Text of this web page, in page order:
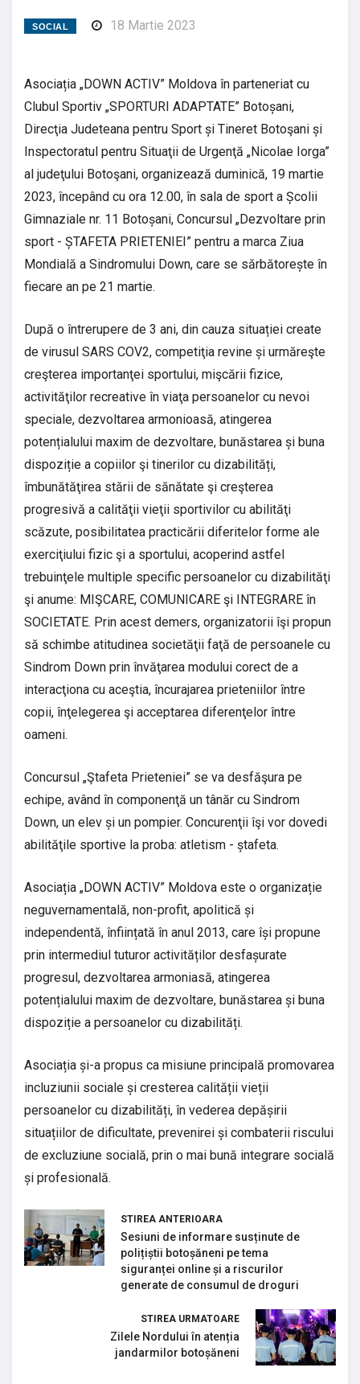
SOCIAL 18 Martie 2023
Asociația „DOWN ACTIV” Moldova în parteneriat cu
Clubul Sportiv „SPORTURI ADAPTATE” Botoșani,
Direcţia Judeteana pentru Sport și Tineret Botoşani și
Inspectoratul pentru Situaţii de Urgenţă „Nicolae Iorga”
al judeţului Botoşani, organizează duminică, 19 martie
2023, începând cu ora 12.00, în sala de sport a Școlii
Gimnaziale nr. 11 Botoșani, Concursul „Dezvoltare prin
sport - ȘTAFETA PRIETENIEI” pentru a marca Ziua
Mondială a Sindromului Down, care se sărbătorește în
fiecare an pe 21 martie.
După o întrerupere de 3 ani, din cauza situației create
de virusul SARS COV2, competiţia revine și urmăreşte
creşterea importanţei sportului, mişcării fizice,
activităţilor recreative în viaţa persoanelor cu nevoi
speciale, dezvoltarea armonioasă, atingerea
potențialului maxim de dezvoltare, bunăstarea și buna
dispoziție a copiilor şi tinerilor cu dizabilități,
îmbunătăţirea stării de sănătate şi creşterea
progresivă a calităţii vieţii sportivilor cu abilităţi
scăzute, posibilitatea practicării diferitelor forme ale
exerciţiului fizic şi a sportului, acoperind astfel
trebuinţele multiple specific persoanelor cu dizabilităţi
şi anume: MIŞCARE, COMUNICARE şi INTEGRARE în
SOCIETATE. Prin acest demers, organizatorii îşi propun
să schimbe atitudinea societăţii faţă de persoanele cu
Sindrom Down prin învăţarea modului corect de a
interacţiona cu aceştia, încurajarea prieteniilor între
copii, înţelegerea şi acceptarea diferenţelor între
oameni.
Concursul „Ştafeta Prieteniei” se va desfăşura pe
echipe, având în componenţă un tânăr cu Sindrom
Down, un elev și un pompier. Concurenţii îşi vor dovedi
abilităţile sportive la proba: atletism - ștafeta.
Asociația „DOWN ACTIV” Moldova este o organizație
neguvernamentală, non-profit, apolitică și
independentă, înființată în anul 2013, care își propune
prin intermediul tuturor activităților desfașurate
progresul, dezvoltarea armoniasă, atingerea
potențialului maxim de dezvoltare, bunăstarea și buna
dispoziție a persoanelor cu dizabilități.
Asociația și-a propus ca misiune principală promovarea
incluziunii sociale și cresterea calității vieții
persoanelor cu dizabilități, în vederea depășirii
situațiilor de dificultate, prevenirei și combaterii riscului
de excluziune socială, prin o mai bună integrare socială
și profesională.
STIREA ANTERIOARA
Sesiuni de informare susținute de
polițiștii botoșăneni pe tema
siguranței online și a riscurilor
generate de consumul de droguri
STIREA URMATOARE
Zilele Nordului în atenția
jandarmilor botoșăneni